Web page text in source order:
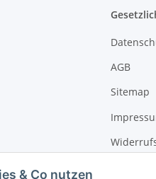
& Co nutzen
AGB
Sitemap